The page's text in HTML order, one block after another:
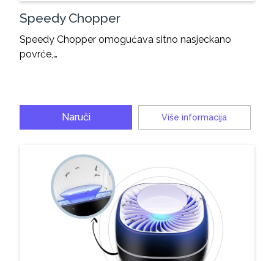
Speedy Chopper
Speedy Chopper omogućava sitno nasjeckano
povrće,…
Naruči Više informacija